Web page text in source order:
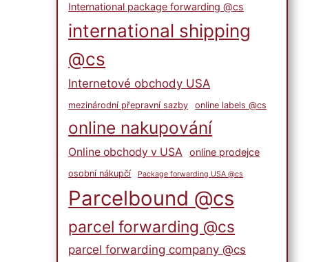
International package forwarding @cs
international shipping
@cs
Internetové obchody USA
mezinárodní přepravní sazby online labels @cs
online nakupování
Online obchody v USA online prodejce
osobní nákupčí Package forwarding USA @cs
Parcelbound @cs
parcel forwarding @cs
parcel forwarding company @cs